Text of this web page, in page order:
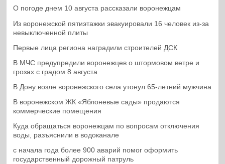
О погоде днем 10 августа рассказали воронежцам
Из воронежской пятиэтажки эвакуировали 16 человек из-за
невыключенной плиты
Первые лица региона наградили строителей ДСК
В МЧС предупредили воронежцев о штормовом ветре и
грозах с градом 8 августа
В Дону возле воронежского села утонул 65-летний мужчина
В воронежском ЖК «Яблоневые сады» продаются
коммерческие помещения
Куда обращаться воронежцам по вопросам отключения
воды, разъяснили в водоканале
с начала года более 900 аварий помог оформить
государственный дорожный патруль